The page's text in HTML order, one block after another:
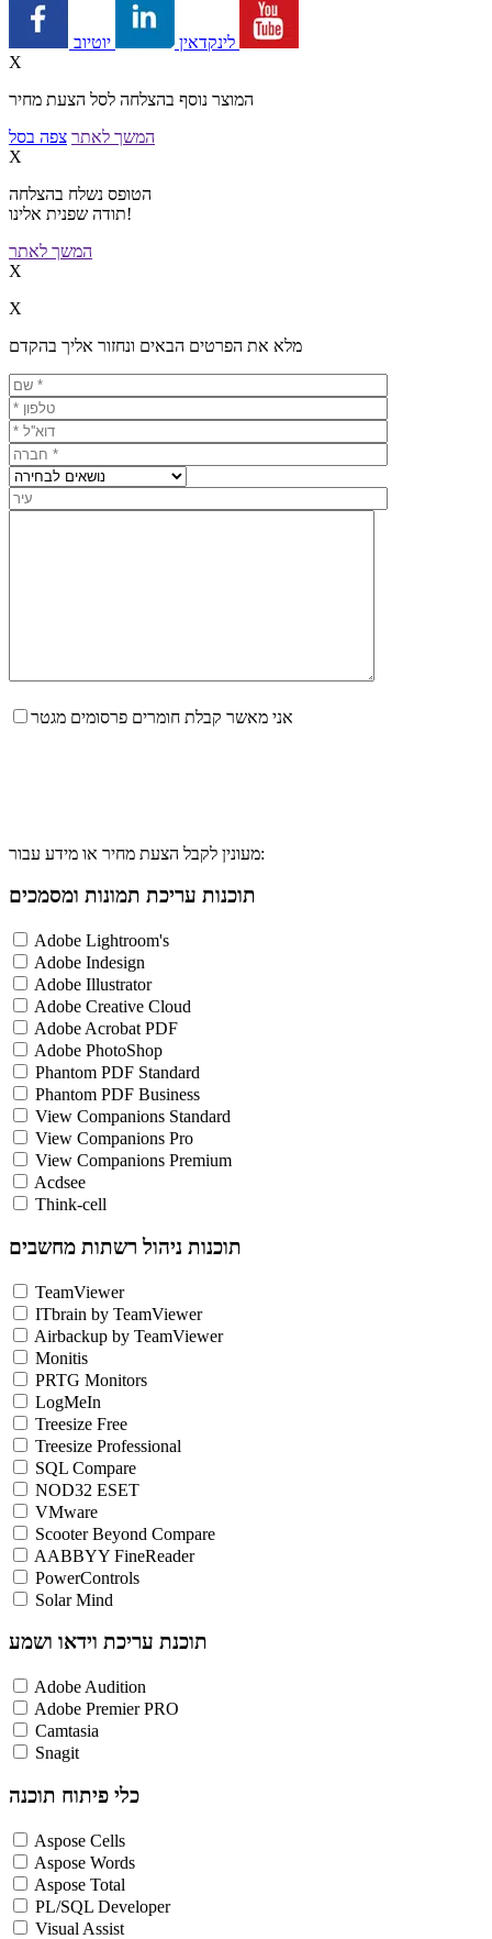
לינקדאין
X
המוצר נוסף בהצלחה לסל הצעת מחיר
המשך לאתר צפה בסל
X
הטופס נשלח בהצלחה
תודה שפנית אלינו!
המשך לאתר
X
X
מלא את הפרטים הבאים ונחזור אליך בהקדם
אני מאשר קבלת חומרים פרסומים מגטר
מעונין לקבל הצעת מחיר או מידע עבור:
תוכנות עריכת תמונות ומסמכים
Adobe Lightroom's
Adobe Indesign
Adobe Illustrator
Adobe Creative Cloud
Adobe Acrobat PDF
Adobe PhotoShop
Phantom PDF Standard
Phantom PDF Business
View Companions Standard
View Companions Pro
View Companions Premium
Acdsee
Think-cell
תוכנות ניהול רשתות מחשבים
TeamViewer
ITbrain by TeamViewer
Airbackup by TeamViewer
Monitis
PRTG Monitors
LogMeIn
Treesize Free
Treesize Professional
SQL Compare
NOD32 ESET
VMware
Scooter Beyond Compare
AABBYY FineReader
PowerControls
Solar Mind
תוכנת עריכת וידאו ושמע
Adobe Audition
Adobe Premier PRO
Camtasia
Snagit
כלי פיתוח תוכנה
Aspose Cells
Aspose Words
Aspose Total
PL/SQL Developer
Visual Assist